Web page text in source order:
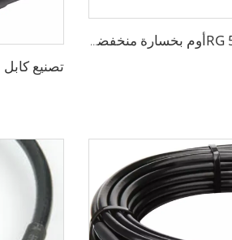
كابل متماثل CCTV سلسلة RG 50أوم بخسارة منخفضة كابل متماثل RG58 RG59 RG6 للهوائي